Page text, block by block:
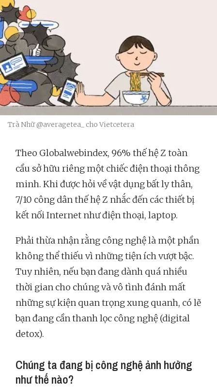
Trà Nhữ @averagetea_ cho Vietcetera
Theo Globalwebindex, 96% thế hệ Z toàn
cầu sở hữu riêng một chiếc điện thoại thông
minh. Khi được hỏi về vật dụng bất ly thân,
7/10 công dân thế hệ Z nhắc đến các thiết bị
kết nối Internet như điện thoại, laptop.
Phải thừa nhận rằng công nghệ là một phần
không thể thiếu vì những tiện ích vượt bậc.
Tuy nhiên, nếu bạn đang dành quá nhiều
thời gian cho chúng và vô tình đánh mất
những sự kiện quan trọng xung quanh, có lẽ
bạn đang cần thanh lọc công nghệ (digital
detox).
Chúng ta đang bị công nghệ ảnh hưởng
như thế nào?